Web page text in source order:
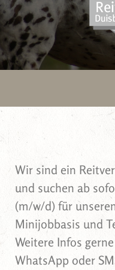
Wir sind ein
und suchen ab
(m/w/d) für
Minijobbasis und
Weitere Infos
WhatsApp oder